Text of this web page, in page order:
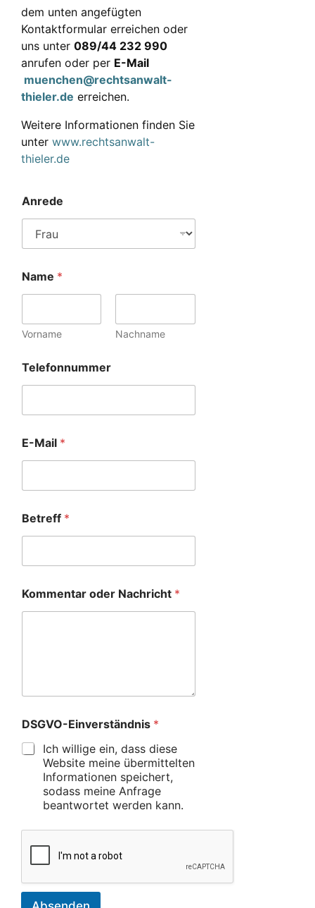
dem unten angefügten
Kontaktformular erreichen oder
uns unter 089/44 232 990
anrufen oder per E-Mail
muenchen@rechtsanwalt-
thieler.de erreichen.
Weitere Informationen finden Sie
unter www.rechtsanwalt-
thieler.de
Anrede
Name *
Vorname Nachname
Telefonnummer
E-Mail *
Betreff *
Kommentar oder Nachricht *
DSGVO-Einverständnis *
Ich willige ein, dass diese
Website meine übermittelten
Informationen speichert,
sodass meine Anfrage
beantwortet werden kann.